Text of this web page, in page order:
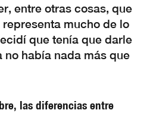
entre otras cosas, que
mucho de lo
que tenía que darle
no había nada más que
las diferencias entre